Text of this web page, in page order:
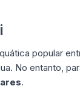
popular
No entanto,
.